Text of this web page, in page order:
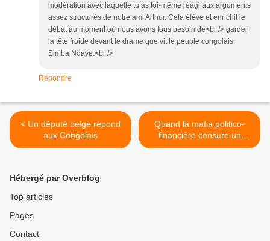
modération avec laquelle tu as toi-même réagi aux arguments
assez structurés de notre ami Arthur. Cela élève et enrichit le
débat au moment où nous avons tous besoin de<br /> garder
la tête froide devant le drame que vit le peuple congolais.
Simba Ndaye.<br />
Répondre
< Un député belge répond
aux Congolais
Quand la mafia politico-
financière censure un
député Belge ! >
Hébergé par Overblog
Top articles
Pages
Contact